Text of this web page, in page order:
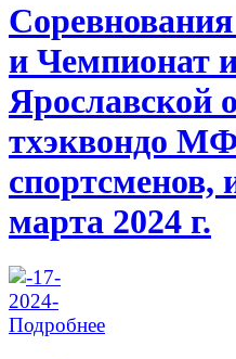
и Чемпионат
Ярославской
тхэквондо
марта 2024 г.
Подробнее